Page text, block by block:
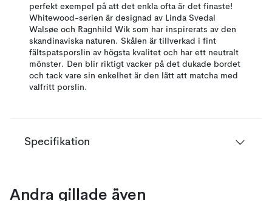
perfekt exempel på att det enkla ofta är det finaste!
Whitewood-serien är designad av Linda Svedal
Walsøe och Ragnhild Wik som har inspirerats av den
skandinaviska naturen. Skålen är tillverkad i fint
fältspatsporslin av högsta kvalitet och har ett neutralt
mönster. Den blir riktigt vacker på det dukade bordet
och tack vare sin enkelhet är den lätt att matcha med
valfritt porslin.
Specifikation
Andra gillade även